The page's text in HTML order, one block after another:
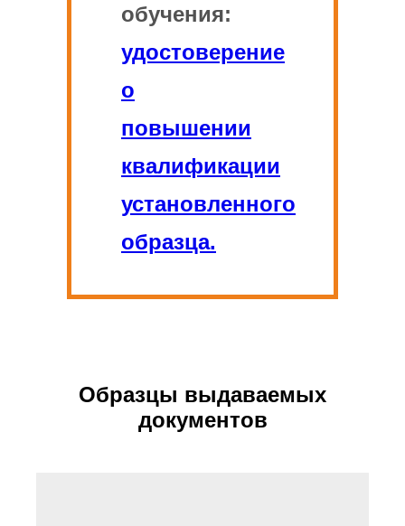
обучения:
удостоверение
о
повышении
квалификации
установленного
образца.
Образцы выдаваемых
документов